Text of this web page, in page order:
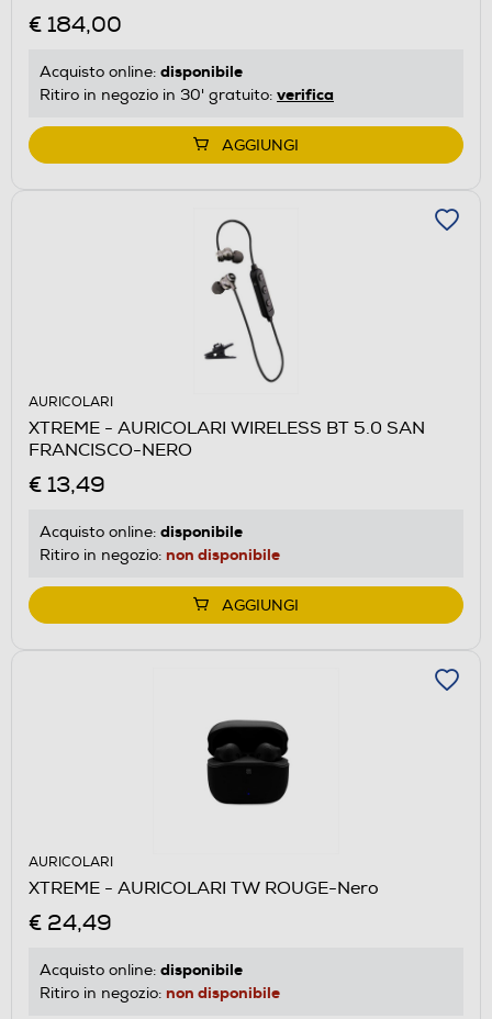
€ 184,00
Acquisto online: disponibile
Ritiro in negozio in 30' gratuito: verifica
AGGIUNGI
AURICOLARI
XTREME - AURICOLARI WIRELESS BT 5.0 SAN
FRANCISCO-NERO
€ 13,49
Acquisto online: disponibile
Ritiro in negozio: non disponibile
AGGIUNGI
AURICOLARI
XTREME - AURICOLARI TW ROUGE-Nero
€ 24,49
Acquisto online: disponibile
Ritiro in negozio: non disponibile